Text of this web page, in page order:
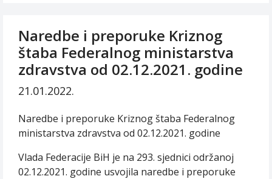
Naredbe i preporuke Kriznog
štaba Federalnog ministarstva
zdravstva od 02.12.2021. godine
21.01.2022.
Naredbe i preporuke Kriznog štaba Federalnog
ministarstva zdravstva od 02.12.2021. godine
Vlada Federacije BiH je na 293. sjednici održanoj
02.12.2021. godine usvojila naredbe i preporuke